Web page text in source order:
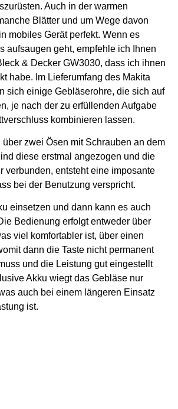
Auch in der warmen
Blätter und um Wege davon
mobiles Gerät perfekt. Wenn es
aufsaugen geht, empfehle ich Ihnen
& Decker GW3030, dass ich ihnen
habe. Im Lieferumfang des Makita
sich einige Gebläserohre, die sich auf
je nach der zu erfüllenden Aufgabe
kombinieren lassen.
über zwei Ösen mit Schrauben an dem
diese erstmal angezogen und die
verbunden, entsteht eine imposante
bei der Benutzung verspricht.
einsetzen und dann kann es auch
Bedienung erfolgt entweder über
viel komfortabler ist, über einen
dann die Taste nicht permanent
und die Leistung gut eingestellt
Akku wiegt das Gebläse nur
auch bei einem längeren Einsatz
ist.